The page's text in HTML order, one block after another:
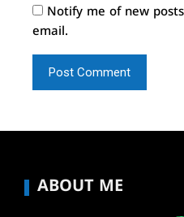
Notify me of new
email.
ABOUT ME